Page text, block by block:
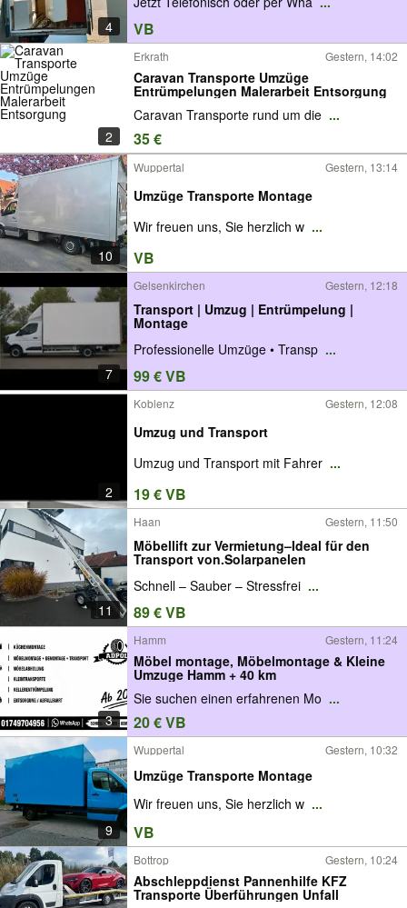
4 VB
2
Erkrath Gestern, 14:02
Caravan Transporte Umzüge
Entrümpelungen Malerarbeit Entsorgung
Caravan Transporte rund um die ...
35 €
10
Wuppertal Gestern, 13:14
Umzüge Transporte Montage
Wir freuen uns, Sie herzlich w ...
VB
7
Gelsenkirchen Gestern, 12:18
Transport | Umzug | Entrümpelung |
Montage
Professionelle Umzüge • Transp ...
99 € VB
2
Koblenz Gestern, 12:08
Umzug und Transport
Umzug und Transport mit Fahrer ...
19 € VB
11
Haan Gestern, 11:50
Möbellift zur Vermietung–Ideal für den
Transport von.Solarpanelen
Schnell – Sauber – Stressfrei ...
89 € VB
3
Hamm Gestern, 11:24
Möbel montage, Möbelmontage & Kleine
Umzuge Hamm + 40 km
Sie suchen einen erfahrenen Mo ...
20 € VB
9
Wuppertal Gestern, 10:32
Umzüge Transporte Montage
Wir freuen uns, Sie herzlich w ...
VB
Bottrop Gestern, 10:24
Abschleppdienst Pannenhilfe KFZ
Transporte Überführungen Unfall